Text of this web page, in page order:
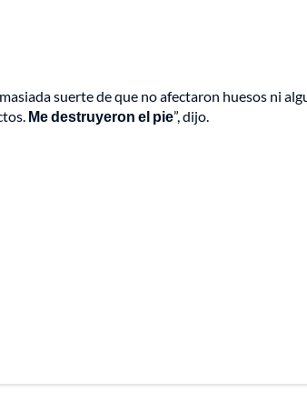
suerte de que no afectaron huesos ni
Me destruyeron el pie”, dijo.